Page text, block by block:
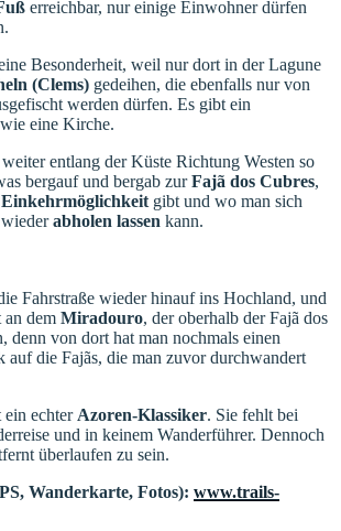
erreichbar, nur einige Einwohner dürfen
Besonderheit, weil nur dort in der Lagune
(Clems) gedeihen, die ebenfalls nur von
werden dürfen. Es gibt ein
eine Kirche.
entlang der Küste Richtung Westen so
bergauf und bergab zurFajã dos Cubres,
Einkehrmöglichkeit gibt und wo man sich
abholen lassen kann.
Fahrstraße wieder hinauf ins Hochland, und
an dem Miradouro, der oberhalb der Fajã dos
denn von dort hat man nochmals einen
auf die Fajãs, die man zuvor durchwandert
ein echter Azoren-Klassiker. Sie fehlt bei
und in keinem Wanderführer. Dennoch
überlaufen zu sein.
Wanderkarte, Fotos): www.trails-